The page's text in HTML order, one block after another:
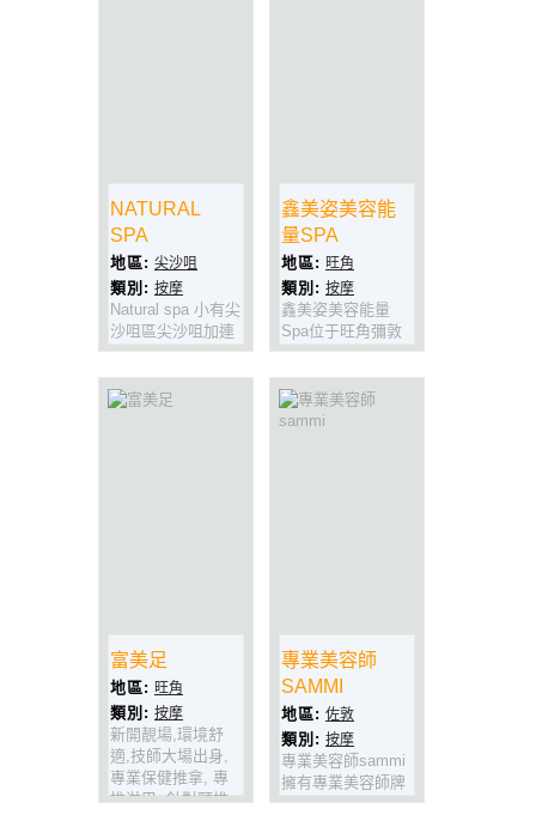
NATURAL
SPA
地區: 尖沙咀
類別: 按摩
Natural spa 小有尖
沙咀區尖沙咀加連
威老道超豪華裝修
場所 獨有spa水療
大浴缸 讓你有一個
鑫美姿美容能
量SPA
地區: 旺角
類別: 按摩
鑫美姿美容能量
Spa位于旺角彌敦
道(始創中心對面),
方便就腳,地方豪
華,特設豪華獨立水
療房,美容設備先
富美足
地區: 旺角
類別: 按摩
新開靚場,環境舒
適,技師大場出身,
專業保健推拿, 專
推淋巴, 針對頸椎,
專業美容師
SAMMI
地區: 佐敦
類別: 按摩
專業美容師sammi
擁有專業美容師牌
照,美容,拔火罐,通